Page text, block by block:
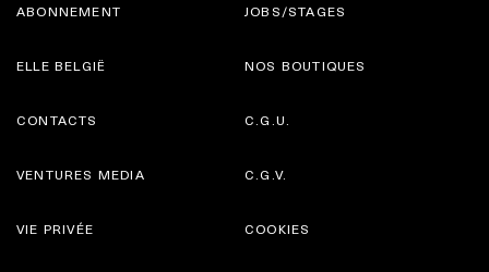
ABONNEMENT
ELLE BELGIË
JOBS/STAGES
NOS BOUTIQUES
CONTACTS
VENTURES MEDIA
C.G.U.
C.G.V.
VIE PRIVÉE COOKIES